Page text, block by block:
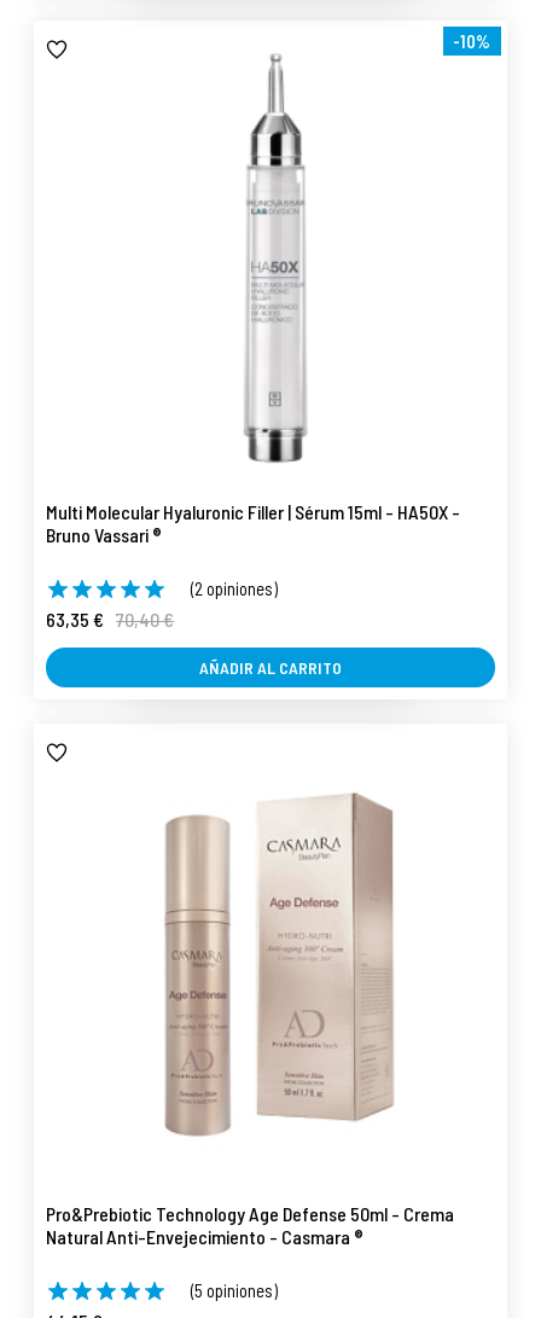
-10%
Multi Molecular Hyaluronic Filler | Sérum 15ml - HA50X -
Bruno Vassari ®
(2 opiniones)
63,35 € 70,40 €
AÑADIR AL CARRITO
Pro&Prebiotic Technology Age Defense 50ml - Crema
Natural Anti-Envejecimiento - Casmara ®
(5 opiniones)